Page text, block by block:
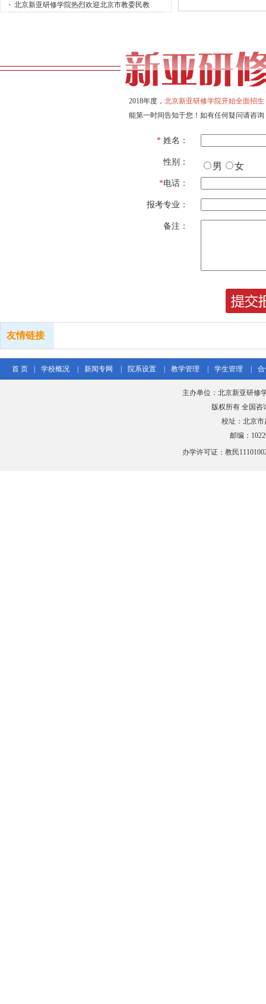
· 北京新亚研修学院热烈欢迎北京市教委民教
2018年度，北京新亚研修学院开始全面招生
能第一时间告知于您！如有任何疑问请咨询
* 姓名：
性别： 男 女
*电话：
报考专业：
备注：
友情链接
首 页 学校概况 新闻专网 院系设置 教学管理 学生管理
主办单位：北京新亚研修
版权所有 全国咨
校址：北京市
邮编：
办学许可证：教民